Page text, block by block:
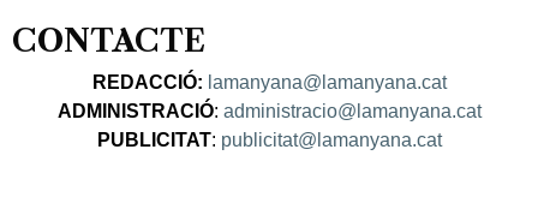
CONTACTE
REDACCIÓ: lamanyana@lamanyana.cat
ADMINISTRACIÓ: administracio@lamanyana.cat
PUBLICITAT: publicitat@lamanyana.cat